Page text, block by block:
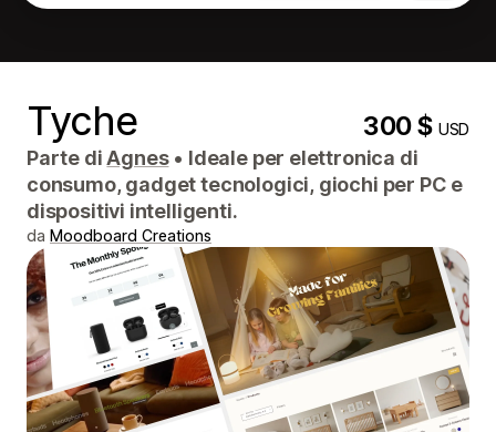
Tyche 300 $USD
Parte diAgnes • Ideale per elettronica di
consumo, gadget tecnologici, giochi per PC e
dispositivi intelligenti.
da Moodboard Creations